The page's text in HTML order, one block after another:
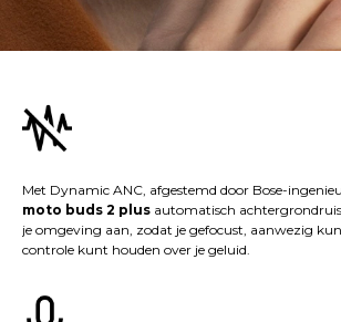
Met Dynamic ANC, afgestemd door Bose-
moto buds 2 plus automatisch
je omgeving aan, zodat je gefocust, aanwezig
controle kunt houden over je geluid.